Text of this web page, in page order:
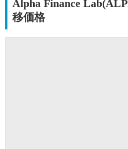
Alpha Finance
移価格